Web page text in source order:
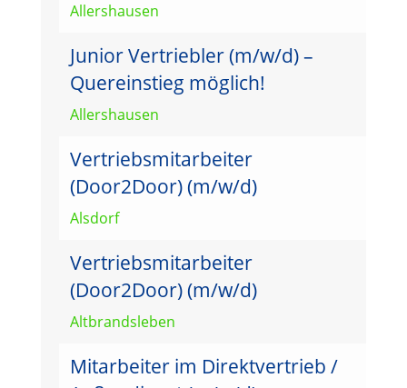
Allershausen
Junior Vertriebler (m/w/d) –
Quereinstieg möglich!
Allershausen
Vertriebsmitarbeiter
(Door2Door) (m/w/d)
Alsdorf
Vertriebsmitarbeiter
(Door2Door) (m/w/d)
Altbrandsleben
Mitarbeiter im Direktvertrieb /